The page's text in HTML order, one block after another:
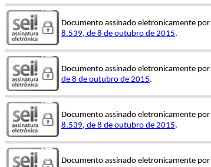
Documento assinado eletronicamente por
8.539, de 8 de outubro de 2015.
Documento assinado eletronicamente por
de 8 de outubro de 2015.
Documento assinado eletronicamente por
8.539, de 8 de outubro de 2015.
Documento assinado eletronicamente por